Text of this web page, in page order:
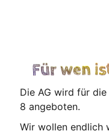
Für wen
Die AG wird für
8 angeboten.
Wir wol­len end­lich